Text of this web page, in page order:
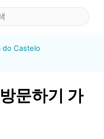
do Castelo
문하기 가